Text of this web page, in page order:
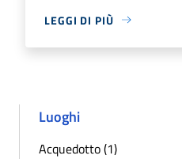
LEGGI DI PIÙ
Luoghi
Acquedotto (1)